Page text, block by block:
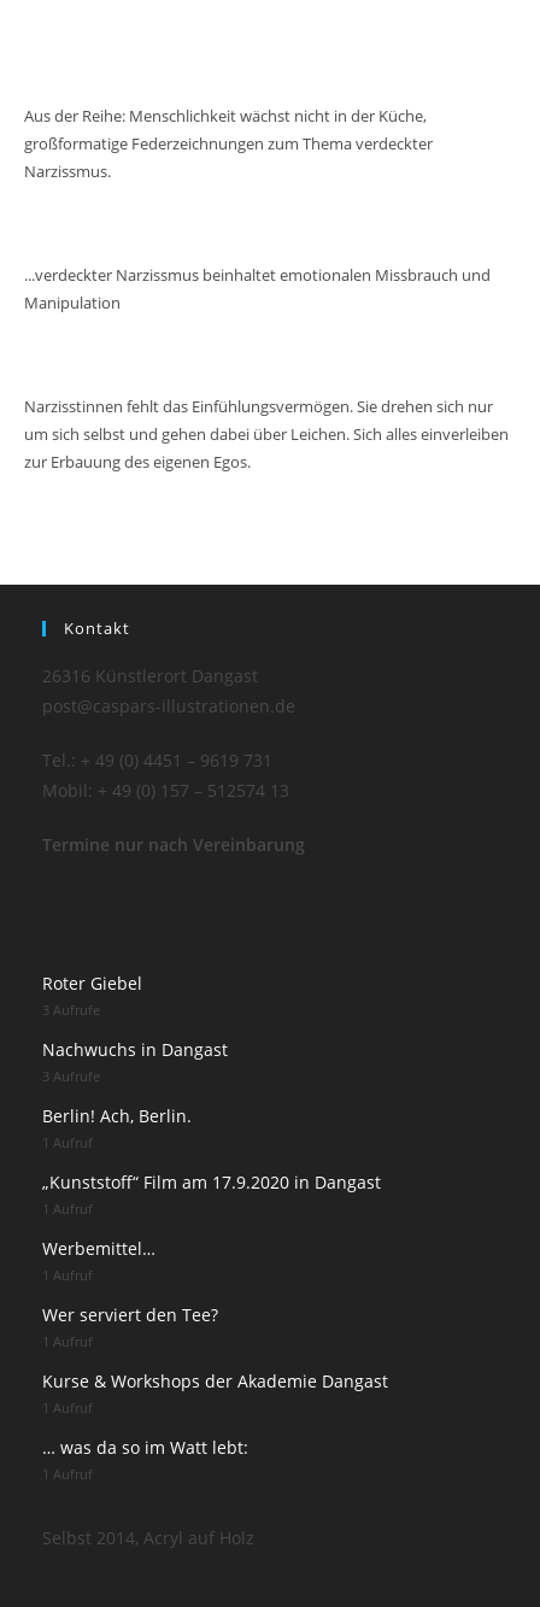
Aus der Reihe: Menschlichkeit wächst nicht in der Küche,
großformatige Federzeichnungen zum Thema verdeckter
Narzissmus.
...verdeckter Narzissmus beinhaltet emotionalen Missbrauch und
Manipulation
Narzisstinnen fehlt das Einfühlungsvermögen. Sie drehen sich nur
um sich selbst und gehen dabei über Leichen. Sich alles einverleiben
zur Erbauung des eigenen Egos.
Kontakt
26316 Künstlerort Dangast
post@caspars-illustrationen.de
Tel.: + 49 (0) 4451 – 9619 731
Mobil: + 49 (0) 157 – 512574 13
Termine nur nach Vereinbarung
Roter Giebel
3 Aufrufe
Nachwuchs in Dangast
3 Aufrufe
Berlin! Ach, Berlin.
1 Aufruf
„Kunststoff“ Film am 17.9.2020 in Dangast
1 Aufruf
Werbemittel…
1 Aufruf
Wer serviert den Tee?
1 Aufruf
Kurse & Workshops der Akademie Dangast
1 Aufruf
… was da so im Watt lebt:
1 Aufruf
Selbst 2014, Acryl auf Holz